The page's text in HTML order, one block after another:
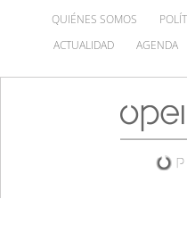
QUIÉNES SOMOS
ACTUALIDAD
AGENDA